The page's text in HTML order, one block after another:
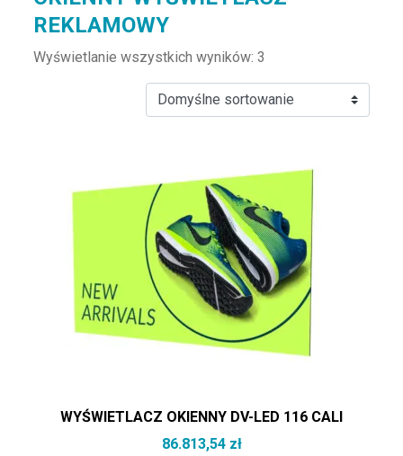
REKLAMOWY
Wyświetlanie wszystkich wyników: 3
WYŚWIETLACZ OKIENNY DV-LED 116 CALI
86.813,54 zł